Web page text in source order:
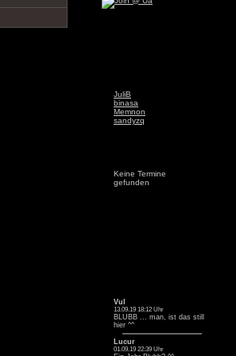
JuliB
binasa
Memnon
sandyzq
Keine Termine
gefunden
Vul
13.09.19 18:12 Uhr
BLUBB ... man, ist das still
hier ^^
Lucur
01.09.19 22:39 Uhr